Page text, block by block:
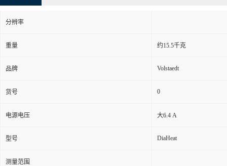
分辨率
重量 约15.5千克
品牌 Volstaedt
货号 0
电源电压 大6.4 A
型号 DiaHeat
测量范围